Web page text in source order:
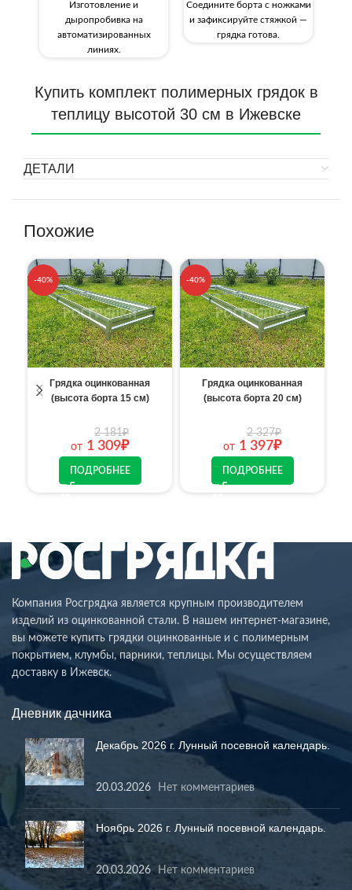
Изготовление и
дыропробивка на
автоматизированных
линиях.
Соедините борта с ножками
и зафиксируйте стяжкой —
грядка готова.
Купить комплект полимерных грядок в
теплицу высотой 30 см в Ижевске​
ДЕТАЛИ
Похожие
-40%
Грядка оцинкованная
(высота борта 15 см)
от
2 181₽
1 309₽
ПОДРОБНЕЕ
-40%
Грядка оцинкованная
(высота борта 20 см)
от
2 327₽
1 397₽
ПОДРОБНЕЕ
Компания Росгрядка является крупным производителем
изделий из оцинкованной стали. В нашем интернет-магазине,
вы можете купить грядки оцинкованные и с полимерным
покрытием, клумбы, парники, теплицы. Мы осуществляем
доставку в Ижевск.
Дневник дачника
Декабрь 2026 г. Лунный посевной календарь.
20.03.2026 Нет комментариев
Ноябрь 2026 г. Лунный посевной календарь.
20.03.2026 Нет комментариев